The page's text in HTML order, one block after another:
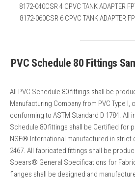
8172-040CSR 4 CPVC TANK ADAPTER
8172-060CSR 6 CPVC TANK ADAPTER
PVC Schedule 80 Fittings
All PVC Schedule 80 fittings shall be
Manufacturing Company from PVC Type I,
conforming to ASTM Standard D 1784. All
Schedule 80 fittings shall be Certified for
NSF® International manufactured in strict
2467. All fabricated fittings shall be
Spears® General Specifications for
flanges shall be designed and